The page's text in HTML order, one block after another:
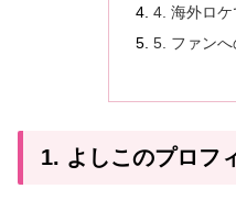
4. 海外ロ
5. ファン
1. よしこのプロフ